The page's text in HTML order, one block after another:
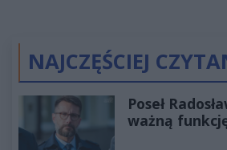
NAJCZĘŚCIEJ
Poseł
ważną